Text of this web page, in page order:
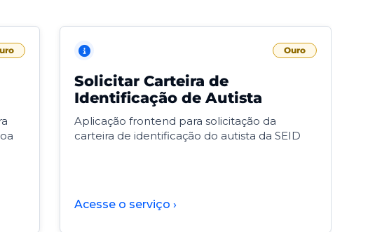
Ouro
Solicitar Carteira de
Identificação de Autista
Aplicação frontend para solicitação da
carteira de identificação do autista da SEID
Acesse o serviço ›